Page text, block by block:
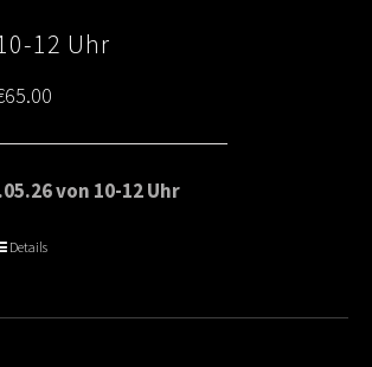
12 Uhr
65.00
von 10-12 Uhr
Details